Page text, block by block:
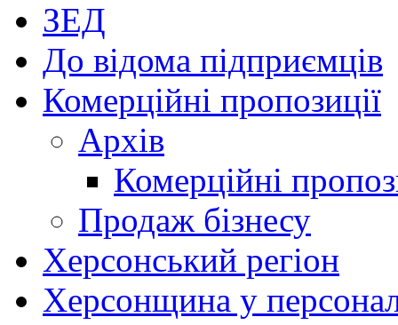
ЗЕД
До відома підприємців
Комерційні пропозиції
Архів
Комерційні
Продаж бізнесу
Херсонський регіон
Херсонщина у